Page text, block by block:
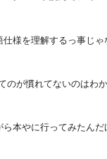
様を理解するっ事じ
のが慣れてないのはわ
本やに行ってみたんだ